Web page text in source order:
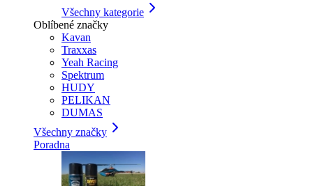
Všechny kategorie
Oblíbené značky
Kavan
Traxxas
Yeah Racing
Spektrum
HUDY
PELIKAN
DUMAS
Všechny značky
Poradna